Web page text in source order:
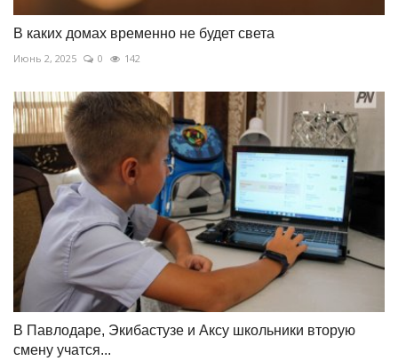
В каких домах временно не будет света
Июнь 2, 2025 0 142
В Павлодаре, Экибастузе и Аксу школьники вторую
смену учатся...